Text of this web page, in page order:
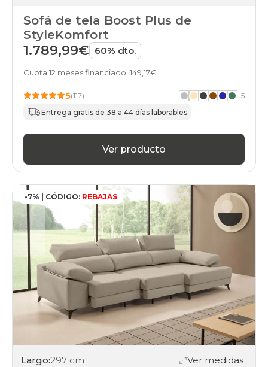
Sofá de tela Boost Plus de
StyleKomfort
1.789,99€ 60% dto.
Cuota 12 meses financiado: 149,17€
5(117) +5
Entrega gratis de 38 a 44 días laborables
Ver producto
-7% | CÓDIGO: REBAJAS
Largo:297 cm Ver medidas